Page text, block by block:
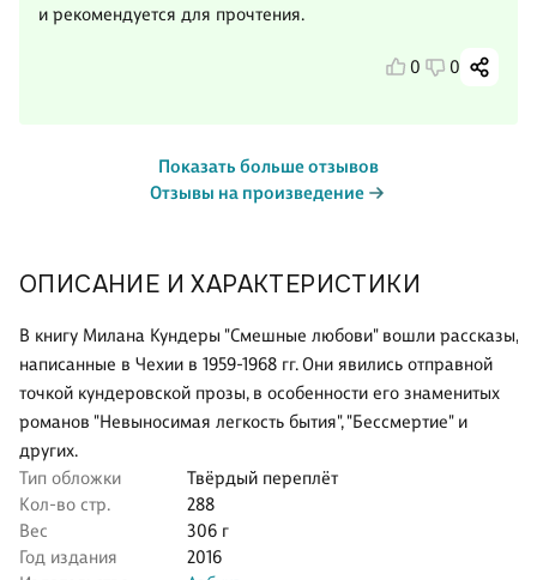
ОПИСАНИЕ И ХАРАКТЕРИСТИКИ
В книгу Милана Кундеры "Смешные любови" вошли рассказы,
написанные в Чехии в 1959-1968 гг. Они явились отправной
точкой кундеровской прозы, в особенности его знаменитых
романов "Невыносимая легкость бытия", "Бессмертие" и
других.
Тип обложки
Твёрдый переплёт
Кол-во стр.
288
Вес
306 г
Год издания
2016
и рекомендуется для прочтения.
0 0
Показать больше отзывов
Отзывы на произведение